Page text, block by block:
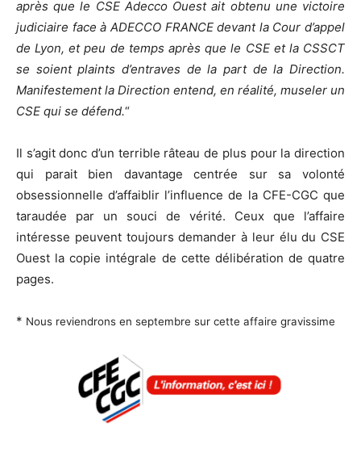
après que le CSE Adecco Ouest ait obtenu une victoire
judiciaire face à ADECCO FRANCE devant la Cour d’appel
de Lyon, et peu de temps après que le CSE et la CSSCT
se soient plaints d’entraves de la part de la Direction.
Manifestement la Direction entend, en réalité, museler un
CSE qui se défend.“
Il s’agit donc d’un terrible râteau de plus pour la direction
qui parait bien davantage centrée sur sa volonté
obsessionnelle d’affaiblir l’influence de la CFE-CGC que
taraudée par un souci de vérité. Ceux que l’affaire
intéresse peuvent toujours demander à leur élu du CSE
Ouest la copie intégrale de cette délibération de quatre
pages.
* Nous reviendrons en septembre sur cette affaire gravissime